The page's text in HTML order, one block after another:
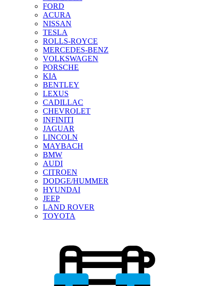
FORD
ACURA
NISSAN
TESLA
ROLLS-ROYCE
MERCEDES-BENZ
VOLKSWAGEN
PORSCHE
KIA
BENTLEY
LEXUS
CADILLAC
CHEVROLET
INFINITI
JAGUAR
LINCOLN
MAYBACH
BMW
AUDI
CITROEN
DODGE/HUMMER
HYUNDAI
JEEP
LAND ROVER
TOYOTA